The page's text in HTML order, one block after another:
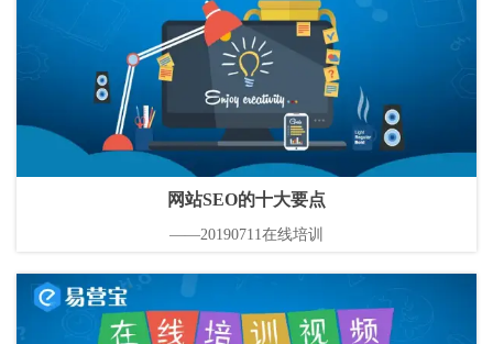
网站SEO的十大要点
——20190711在线培训